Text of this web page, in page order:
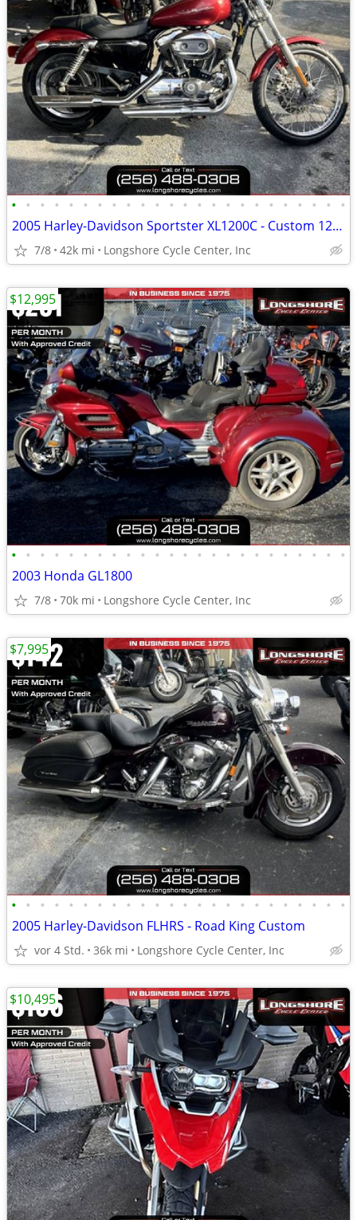
• • • • • • • • • • • • • • • • • • • • • • • •
2005 Harley-Davidson Sportster XL1200C - Custom 1200
7/8 42k mi Longshore Cycle Center, Inc
• • • • • • • • • • • • • • • • • • • • • • • •
2003 Honda GL1800
7/8 70k mi Longshore Cycle Center, Inc
$12,995
• • • • • • • • • • • • • • • • • • • • • • • •
2005 Harley-Davidson FLHRS - Road King Custom
vor 4 Std. 36k mi Longshore Cycle Center, Inc
$7,995
$10,495